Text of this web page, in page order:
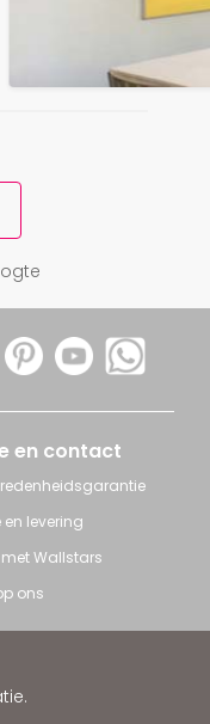
en contact
levering
Wallstars
ons